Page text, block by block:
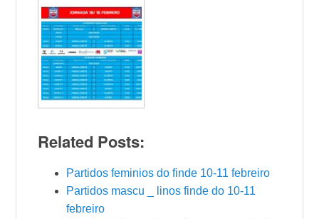
Related Posts:
Partidos feminios do finde 10-11 febreiro
Partidos mascu _ linos finde do 10-11
febreiro